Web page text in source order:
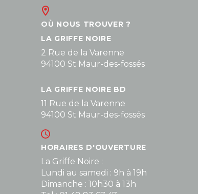
OÙ NOUS TROUVER ?
LA GRIFFE NOIRE
2 Rue de la Varenne
94100 St Maur-des-fossés
LA GRIFFE NOIRE BD
11 Rue de la Varenne
94100 St Maur-des-fossés
HORAIRES D'OUVERTURE
La Griffe Noire :
Lundi au samedi : 9h à 19h
Dimanche : 10h30 à 13h